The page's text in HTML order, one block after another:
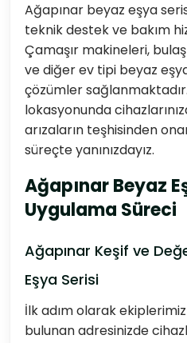
Ağapınar beyaz eşya
teknik destek ve bakım
Çamaşır makineleri,
ve diğer ev tipi beyaz
çözümler
lokasyonunda
arızaların teşhisinden
süreçte yanınızdayız.
Ağapınar Beyaz
Uygulama Süreci
Ağapınar Keşif ve
Eşya Serisi
İlk adım olarak
bulunan adresinizde